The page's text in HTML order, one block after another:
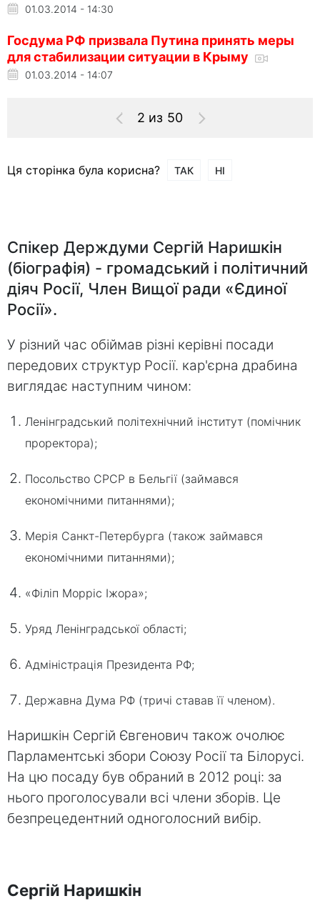
01.03.2014 - 14:30
Госдума РФ призвала Путина принять меры
для стабилизации ситуации в Крыму
01.03.2014 - 14:07
2 из 50
Ця сторінка була корисна? ТАК НІ
Спікер Держдуми Сергій Наришкін
(біографія) - громадський і політичний
діяч Росії, Член Вищої ради «Єдиної
Росії».
У різний час обіймав різні керівні посади
передових структур Росії. кар'єрна драбина
виглядає наступним чином:
Ленінградський політехнічний інститут (помічник
проректора);
Посольство СРСР в Бельгії (займався
економічними питаннями);
Мерія Санкт-Петербурга (також займався
економічними питаннями);
«Філіп Морріс Іжора»;
Уряд Ленінградської області;
Адміністрація Президента РФ;
Державна Дума РФ (тричі ставав її членом).
Наришкін Сергій Євгенович також очолює
Парламентські збори Союзу Росії та Білорусі.
На цю посаду був обраний в 2012 році: за
нього проголосували всі члени зборів. Це
безпрецедентний одноголосний вибір.
Сергій Наришкін